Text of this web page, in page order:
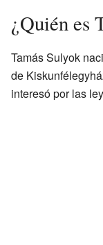
¿Quién es
Tamás Sulyok
de
interesó por las